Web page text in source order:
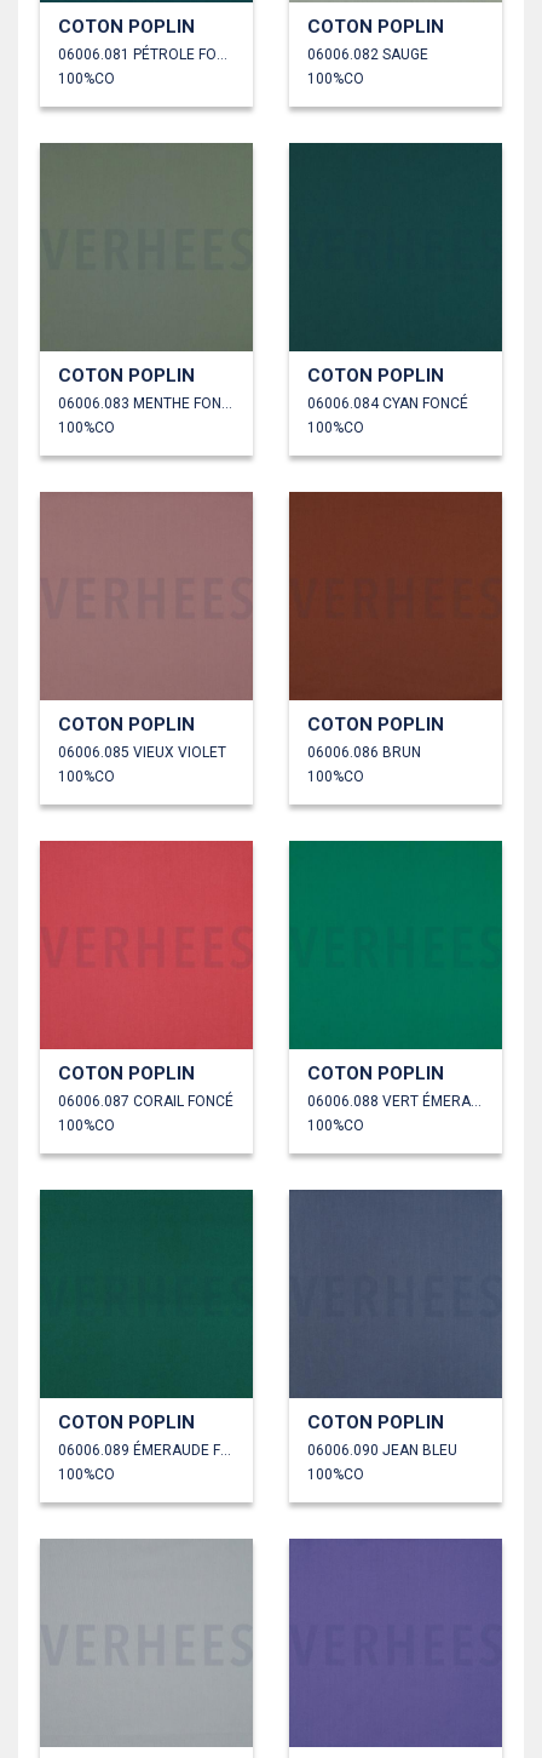
COTON POPLIN
100%CO
COTON POPLIN
06006.082 SAUGE
100%CO
COTON POPLIN
100%CO
COTON POPLIN
06006.084 CYAN FONCÉ
100%CO
COTON POPLIN
06006.085 VIEUX VIOLET
100%CO
COTON POPLIN
06006.086 BRUN
100%CO
COTON POPLIN
06006.087 CORAIL FONCÉ
100%CO
COTON POPLIN
100%CO
COTON POPLIN
06006.089 ÉMERAUDE FONCÉ
100%CO
COTON POPLIN
06006.090 JEAN BLEU
100%CO